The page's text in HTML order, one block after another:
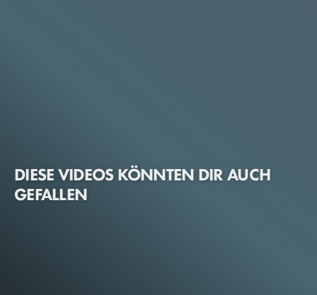
DIESE VIDEOS KÖNNTEN DIR AUCH
GEFALLEN